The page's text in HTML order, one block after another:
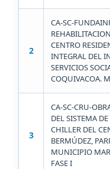
2
CA-SC-
CENTRO
INTEGRAL DEL
SERVICIOS
COQUIVACOA.
3
CA-SC-CRU-
DEL SISTEMA
CHILLER DEL
BERMÚDEZ,
MUNICIPIO
FASE I